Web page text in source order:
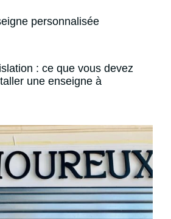
personnalisée
: ce que vous devez
une enseigne à